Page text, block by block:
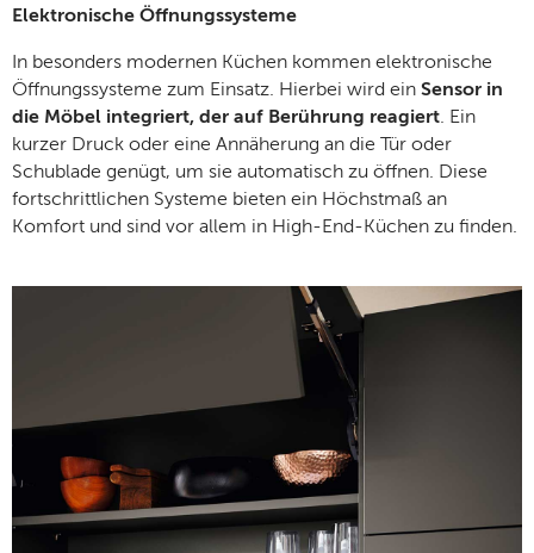
Elektronische Öffnungssysteme
In besonders modernen Küchen kommen elektronische
Öffnungssysteme zum Einsatz. Hierbei wird ein Sensor in
die Möbel integriert, der auf Berührung reagiert. Ein
kurzer Druck oder eine Annäherung an die Tür oder
Schublade genügt, um sie automatisch zu öffnen. Diese
fortschrittlichen Systeme bieten ein Höchstmaß an
Komfort und sind vor allem in High-End-Küchen zu finden.